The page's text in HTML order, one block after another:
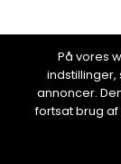
På vores
annoncer.
fortsat brug